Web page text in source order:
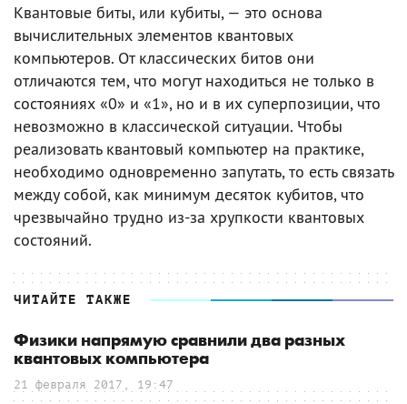
Квантовые биты, или кубиты, — это основа
вычислительных элементов квантовых
компьютеров. От классических битов они
отличаются тем, что могут находиться не только в
состояниях «0» и «1», но и в их суперпозиции, что
невозможно в классической ситуации. Чтобы
реализовать квантовый компьютер на практике,
необходимо одновременно запутать, то есть связать
между собой, как минимум десяток кубитов, что
чрезвычайно трудно из-за хрупкости квантовых
состояний.
ЧИТАЙТЕ ТАКЖЕ
Физики напрямую сравнили два разных
квантовых компьютера
21 февраля 2017, 19:47